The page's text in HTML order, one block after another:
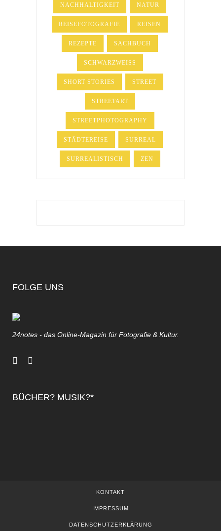
NACHHALTIGKEIT NATUR
REISEFOTOGRAFIE REISEN
REZEPTE SACHBUCH
SCHWARZWEISS
SHORT STORIES STREET
STREETART
STREETPHOTOGRAPHY
STÄDTEREISE SURREAL
SURREALISTISCH ZEN
FOLGE UNS
24notes - das Online-Magazin für Fotografie & Kultur.
BÜCHER? MUSIK?*
KONTAKT
IMPRESSUM
DATENSCHUTZERKLÄRUNG